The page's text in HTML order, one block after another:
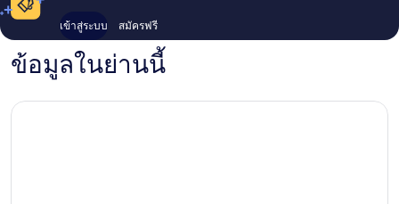
เข้าสู่ระบบ สมัครฟรี
ข้อมูลในย่านนี้